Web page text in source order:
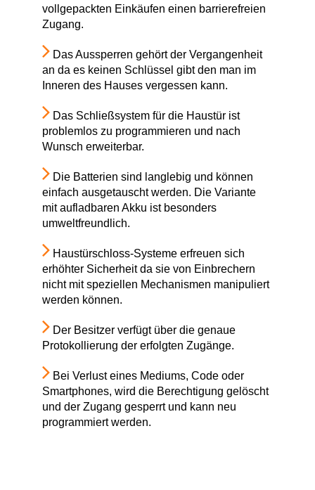
vollgepackten Einkäufen einen barrierefreien
Zugang.
Das Aussperren gehört der Vergangenheit
an da es keinen Schlüssel gibt den man im
Inneren des Hauses vergessen kann.
Das Schließsystem für die Haustür ist
problemlos zu programmieren und nach
Wunsch erweiterbar.
Die Batterien sind langlebig und können
einfach ausgetauscht werden. Die Variante
mit aufladbaren Akku ist besonders
umweltfreundlich.
Haustürschloss-Systeme erfreuen sich
erhöhter Sicherheit da sie von Einbrechern
nicht mit speziellen Mechanismen manipuliert
werden können.
Der Besitzer verfügt über die genaue
Protokollierung der erfolgten Zugänge.
Bei Verlust eines Mediums, Code oder
Smartphones, wird die Berechtigung gelöscht
und der Zugang gesperrt und kann neu
programmiert werden.